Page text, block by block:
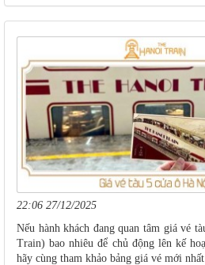
22:06 27/12/2025
Nếu hành khách đang quan tâm giá vé
Train) bao nhiêu để chủ động lên kế
hãy cùng tham khảo bảng giá vé mới